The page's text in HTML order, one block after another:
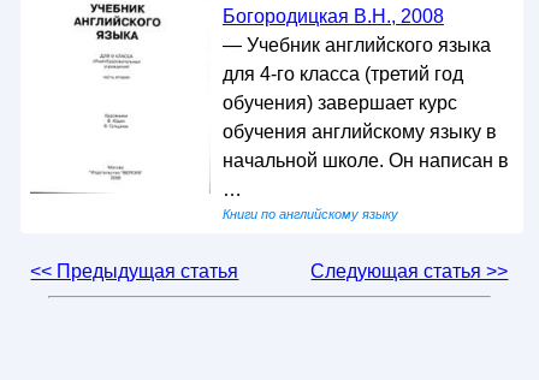
Богородицкая В.Н., 2008
— Учебник английского языка
для 4-го класса (третий год
обучения) завершает курс
обучения английскому языку в
начальной школе. Он написан в
…
Книги по английскому языку
<< Предыдущая статья Следующая статья >>